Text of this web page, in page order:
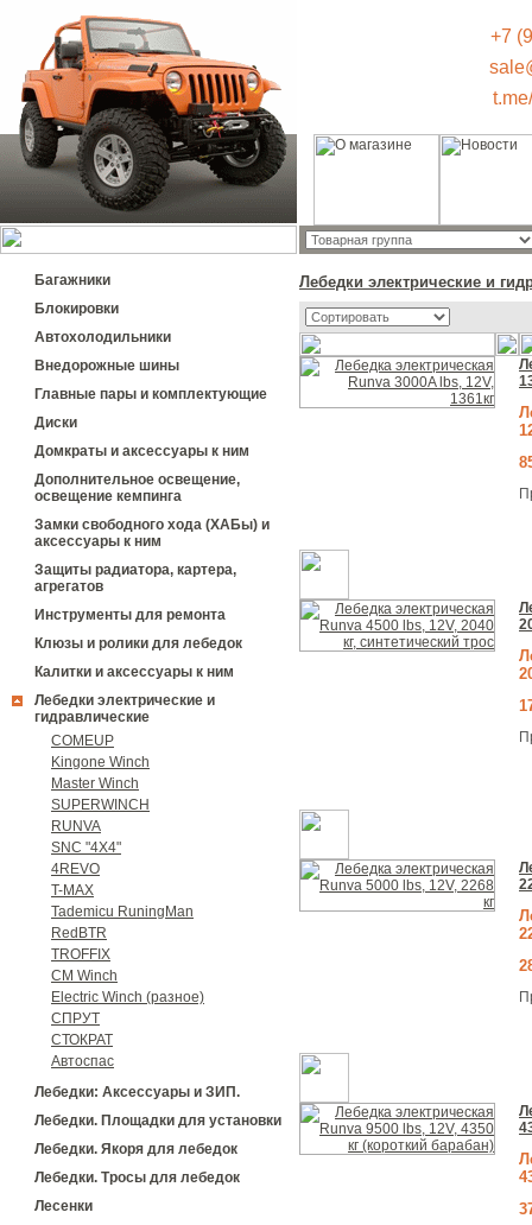
+7
Багажники
Блокировки
Автохолодильники
Внедорожные шины
Главные пары и комплектующие
Диски
Домкраты и аксессуары к ним
Дополнительное освещение,
освещение кемпинга
Замки свободного хода (ХАБы) и
аксессуары к ним
Защиты радиатора, картера,
агрегатов
Инструменты для ремонта
Клюзы и ролики для лебедок
Калитки и аксессуары к ним
Лебедки электрические и
гидравлические
COMEUP
Kingone Winch
Master Winch
SUPERWINCH
RUNVA
SNC "4Х4"
4REVO
T-MAX
Tademicu RuningMan
RedBTR
TROFFIX
CM Winch
Electric Winch (разное)
СПРУТ
СТОКРАТ
Автоспас
Лебедки: Аксессуары и ЗИП.
Лебедки. Площадки для установки
Лебедки. Якоря для лебедок
Лебедки. Тросы для лебедок
Лесенки
Лебедки электрические и